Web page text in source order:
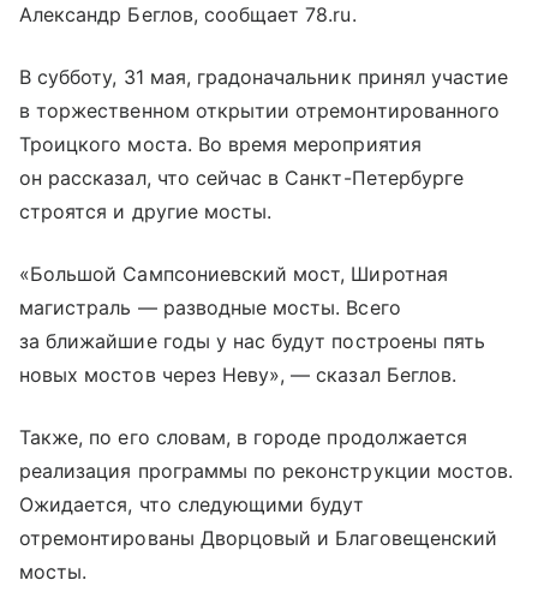
Александр Беглов, сообщает 78.ru.
В субботу, 31 мая, градоначальник принял участие
в торжественном открытии отремонтированного
Троицкого моста. Во время мероприятия
он рассказал, что сейчас в Санкт-Петербурге
строятся и другие мосты.
«Большой Сампсониевский мост, Широтная
магистраль — разводные мосты. Всего
за ближайшие годы у нас будут построены пять
новых мостов через Неву», — сказал Беглов.
Также, по его словам, в городе продолжается
реализация программы по реконструкции мостов.
Ожидается, что следующими будут
отремонтированы Дворцовый и Благовещенский
мосты.